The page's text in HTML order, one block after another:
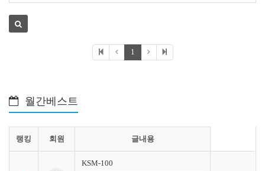
1
월간베스트
랭킹 회원 글내용
KSM-100